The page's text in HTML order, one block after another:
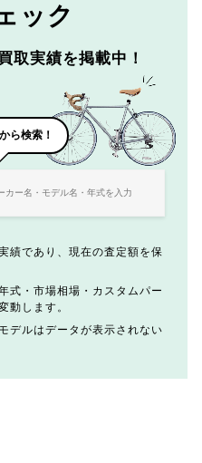
ック
取実績を掲載中！
ら検索！
績であり、現在の査定額を保
式・市場相場・カスタムパー
動します。
デルはデータが表示されない